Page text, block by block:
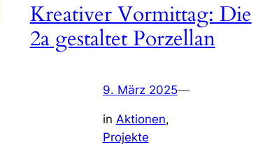
Kreativer Vormittag: Die
2a gestaltet Porzellan
9. März 2025—
in Aktionen
Projekte